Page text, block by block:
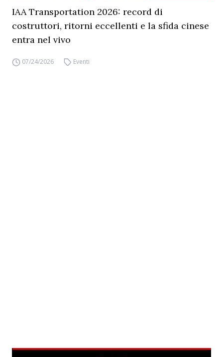
IAA Transportation 2026: record di
costruttori, ritorni eccellenti e la sfida cinese
entra nel vivo
07/24/2026 Eventi